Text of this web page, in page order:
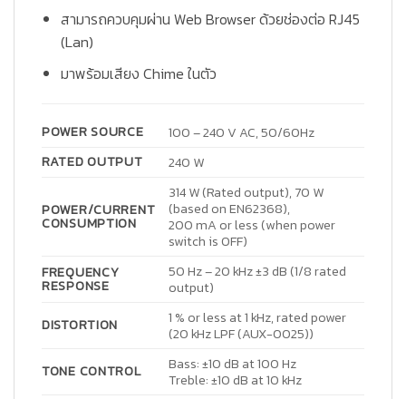
สามารถควบคุมผ่าน Web Browser ด้วยช่องต่อ RJ45
(Lan)
มาพร้อมเสียง Chime ในตัว
POWER SOURCE
100 – 240 V AC, 50/60Hz
RATED OUTPUT
240 W
POWER/CURRENT
CONSUMPTION
314 W (Rated output), 70 W
(based on EN62368),
200 mA or less (when power
switch is OFF)
FREQUENCY
RESPONSE
50 Hz – 20 kHz ±3 dB (1/8 rated
output)
DISTORTION
1 % or less at 1 kHz, rated power
(20 kHz LPF (AUX-0025))
TONE CONTROL
Bass: ±10 dB at 100 Hz
Treble: ±10 dB at 10 kHz